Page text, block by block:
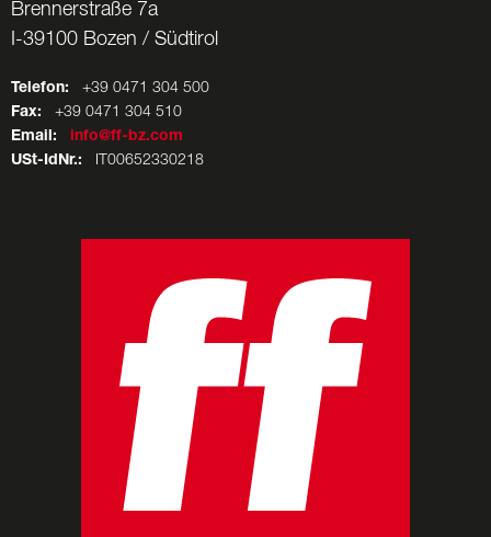
Brennerstraße 7a
I-39100 Bozen / Südtirol
Telefon: +39 0471 304 500
Fax: +39 0471 304 510
Email:
info@ff-bz.com
USt-IdNr.: IT00652330218